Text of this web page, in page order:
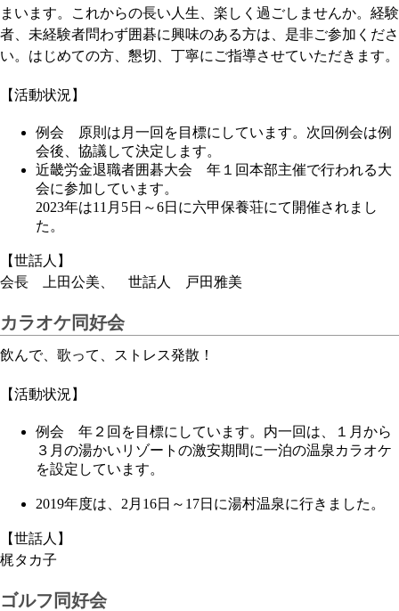
まいます。これからの長い人生、楽しく過ごしませんか。経験
者、未経験者問わず囲碁に興味のある方は、是非ご参加くださ
い。はじめての方、懇切、丁寧にご指導させていただきます。
【活動状況】
例会 原則は月一回を目標にしています。次回例会は例
会後、協議して決定します。
近畿労金退職者囲碁大会 年１回本部主催で行われる大
会に参加しています。
2023年は11月5日～6日に六甲保養荘にて開催されまし
た。
【世話人】
会長 上田公美、 世話人 戸田雅美
カラオケ同好会
飲んで、歌って、ストレス発散！
【活動状況】
例会 年２回を目標にしています。内一回は、１月から
３月の湯かいリゾートの激安期間に一泊の温泉カラオケ
を設定しています。
2019年度は、2月16日～17日に湯村温泉に行きました。
【世話人】
梶タカ子
ゴルフ同好会